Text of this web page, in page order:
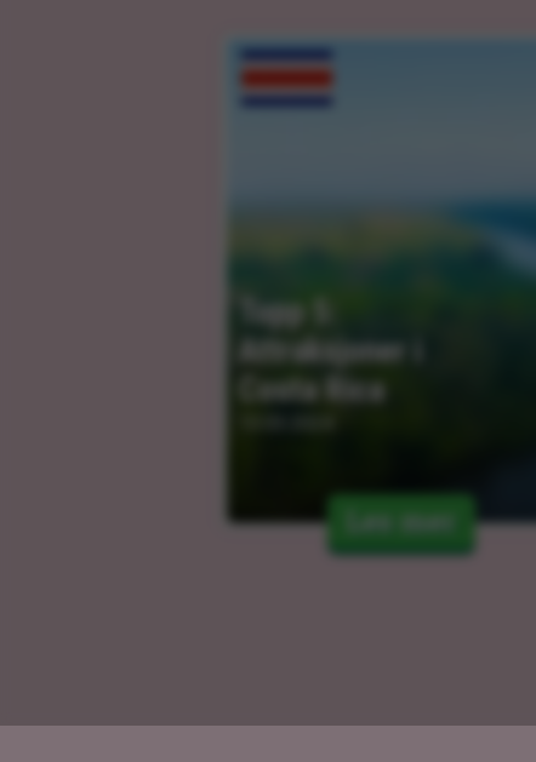
Topp 5:
Attraksjoner i
Costa Rica
Les mer